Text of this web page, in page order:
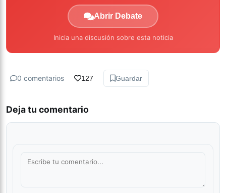
Abrir Debate
Inicia una discusión sobre esta noticia
0 comentarios 127 Guardar
Deja tu comentario